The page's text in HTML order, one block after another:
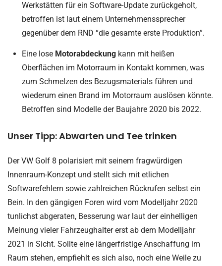
Werkstätten für ein Software-Update zurückgeholt,
betroffen ist laut einem Unternehmenssprecher
gegenüber dem RND “die gesamte erste Produktion”.
Eine lose Motorabdeckung kann mit heißen
Oberflächen im Motorraum in Kontakt kommen, was
zum Schmelzen des Bezugsmaterials führen und
wiederum einen Brand im Motorraum auslösen könnte.
Betroffen sind Modelle der Baujahre 2020 bis 2022.
Unser Tipp: Abwarten und Tee trinken
Der VW Golf 8 polarisiert mit seinem fragwürdigen
Innenraum-Konzept und stellt sich mit etlichen
Softwarefehlern sowie zahlreichen Rückrufen selbst ein
Bein. In den gängigen Foren wird vom Modelljahr 2020
tunlichst abgeraten, Besserung war laut der einhelligen
Meinung vieler Fahrzeughalter erst ab dem Modelljahr
2021 in Sicht. Sollte eine längerfristige Anschaffung im
Raum stehen, empfiehlt es sich also, noch eine Weile zu